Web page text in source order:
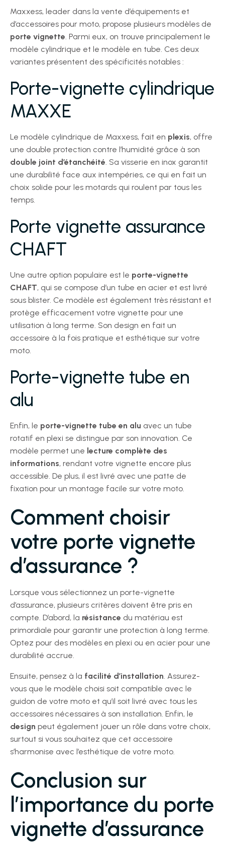
Maxxess, leader dans la vente d’équipements et
d’accessoires pour moto, propose plusieurs modèles de
porte vignette. Parmi eux, on trouve principalement le
modèle cylindrique et le modèle en tube. Ces deux
variantes présentent des spécificités notables :
Porte-vignette cylindrique
MAXXE
Le modèle cylindrique de Maxxess, fait en plexis, offre
une double protection contre l’humidité grâce à son
double joint d’étanchéité. Sa visserie en inox garantit
une durabilité face aux intempéries, ce qui en fait un
choix solide pour les motards qui roulent par tous les
temps.
Porte vignette assurance
CHAFT
Une autre option populaire est le porte-vignette
CHAFT, qui se compose d’un tube en acier et est livré
sous blister. Ce modèle est également très résistant et
protège efficacement votre vignette pour une
utilisation à long terme. Son design en fait un
accessoire à la fois pratique et esthétique sur votre
moto.
Porte-vignette tube en
alu
Enfin, le porte-vignette tube en alu avec un tube
rotatif en plexi se distingue par son innovation. Ce
modèle permet une lecture complète des
informations, rendant votre vignette encore plus
accessible. De plus, il est livré avec une patte de
fixation pour un montage facile sur votre moto.
Comment choisir
votre porte vignette
d’assurance ?
Lorsque vous sélectionnez un porte-vignette
d’assurance, plusieurs critères doivent être pris en
compte. D’abord, la résistance du matériau est
primordiale pour garantir une protection à long terme.
Optez pour des modèles en plexi ou en acier pour une
durabilité accrue.
Ensuite, pensez à la facilité d’installation. Assurez-
vous que le modèle choisi soit compatible avec le
guidon de votre moto et qu’il soit livré avec tous les
accessoires nécessaires à son installation. Enfin, le
design peut également jouer un rôle dans votre choix,
surtout si vous souhaitez que cet accessoire
s’harmonise avec l’esthétique de votre moto.
Conclusion sur
l’importance du porte
vignette d’assurance